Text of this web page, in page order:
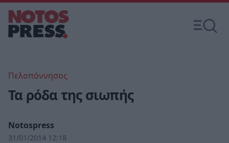
Πελοπόννησος
Τα ρόδα της σιωπής
Notospress
31/01/2014 12:18